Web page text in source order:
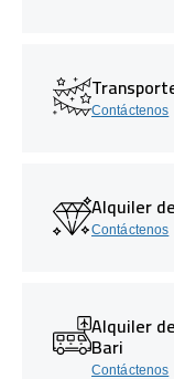
Contáctenos
Alquiler
Contáctenos
Alquiler
Bari
Contáctenos